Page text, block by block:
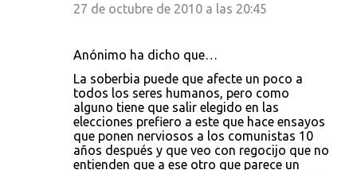
27 de octubre de 2010 a las 20:45
Anónimo ha dicho que…
La soberbia puede que afecte un poco a
todos los seres humanos, pero como
alguno tiene que salir elegido en las
elecciones prefiero a este que hace ensayos
que ponen nerviosos a los comunistas 10
años después y que veo con regocijo que no
entienden que a ese otro que parece un